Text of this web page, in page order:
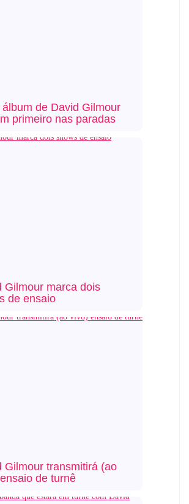
álbum de David Gilmour
primeiro nas paradas
marca dois shows de ensaio
Gilmour marca dois
de ensaio
transmitirá (ao vivo) ensaio de turnê
Gilmour transmitirá (ao
de turnê